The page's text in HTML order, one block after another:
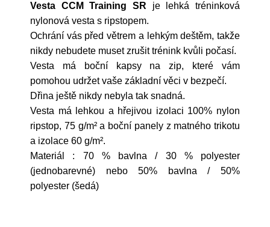
Vesta CCM Training SR je lehká tréninková
nylonová vesta s ripstopem.
Ochrání vás před větrem a lehkým deštěm, takže
nikdy nebudete muset zrušit trénink kvůli počasí.
Vesta má boční kapsy na zip, které vám
pomohou udržet vaše základní věci v bezpečí.
Dřina ještě nikdy nebyla tak snadná.
Vesta má lehkou a hřejivou izolaci 100% nylon
ripstop, 75 g/m² a boční panely z matného trikotu
a izolace 60 g/m².
Materiál : 70 % bavlna / 30 % polyester
(jednobarevné) nebo 50% bavlna / 50%
polyester (šedá)